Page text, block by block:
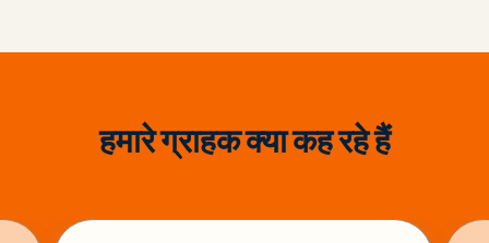
हमारे ग्राहक क्या कह रहे हैं